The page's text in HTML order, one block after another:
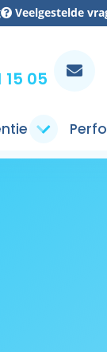
Veelgestelde
15 05